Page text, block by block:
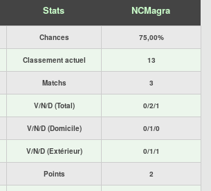
Stats NCMagra
Chances 75,00%
Classement actuel 13
Matchs 3
V/N/D (Total) 0/2/1
V/N/D (Domicile) 0/1/0
V/N/D (Extérieur) 0/1/1
Points 2